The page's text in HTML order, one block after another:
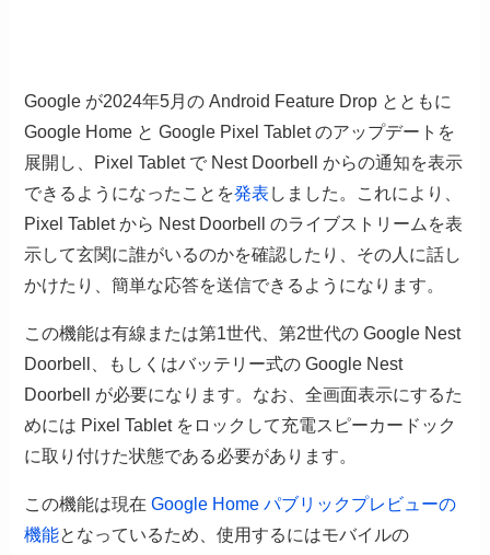
Google が2024年5月の Android Feature Drop とともに
Google Home と Google Pixel Tablet のアップデートを
展開し、Pixel Tablet で Nest Doorbell からの通知を表示
できるようになったことを発表 しました。これにより、
Pixel Tablet から Nest Doorbell のライブストリームを表
示して玄関に誰がいるのかを確認したり、その人に話し
かけたり、簡単な応答を送信できるようになります。
この機能は有線または第1世代、第2世代の Google Nest
Doorbell、もしくはバッテリー式の Google Nest
Doorbell が必要になります。なお、全画面表示にするた
めには Pixel Tablet をロックして充電スピーカードック
に取り付けた状態である必要があります。
この機能は現在Google Home パブリックプレビューの
機能となっているため、使用するにはモバイルの